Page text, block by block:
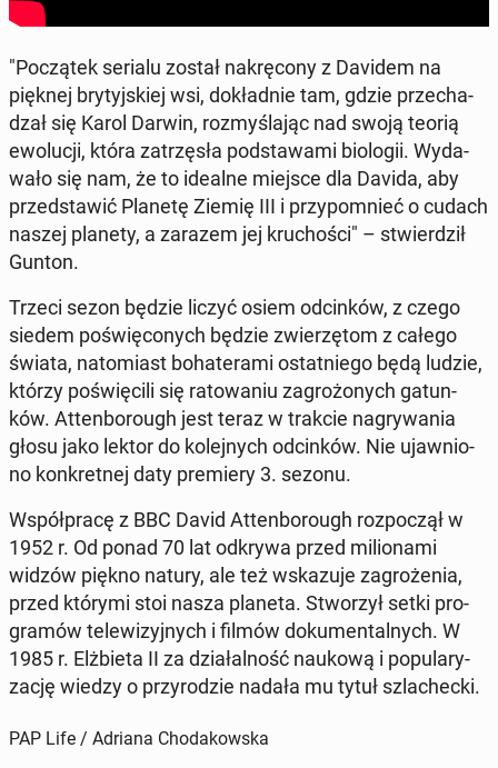
"Po­czą­tek serialu został na­krę­co­ny z Davidem na
pięknej bry­tyj­skiej wsi, do­kład­nie tam, gdzie prze­cha­
dzał się Karol Darwin, roz­my­śla­jąc nad swoją teorią
ewo­lu­cji, która za­trzę­sła pod­sta­wa­mi bio­lo­gii. Wy­da­
wa­ło się nam, że to idealne miejsce dla Davida, aby
przed­sta­wić Planetę Ziemię III i przy­po­mnieć o cudach
naszej planety, a zarazem jej kru­cho­ści" – stwier­dził
Gunton.
Trzeci sezon będzie liczyć osiem od­cin­ków, z czego
siedem po­świę­co­nych będzie zwie­rzę­tom z całego
świata, na­to­miast bo­ha­te­ra­mi ostat­nie­go będą ludzie,
którzy po­świę­ci­li się ra­to­wa­niu za­gro­żo­nych ga­tun­
ków. At­ten­bo­ro­ugh jest teraz w trakcie na­gry­wa­nia
głosu jako lektor do ko­lej­nych od­cin­ków. Nie ujaw­nio­
no kon­kret­nej daty pre­mie­ry 3. sezonu.
Współ­pra­cę z BBC David At­ten­bo­ro­ugh roz­po­czął w
1952 r. Od ponad 70 lat odkrywa przed mi­lio­na­mi
widzów piękno natury, ale też wska­zu­je za­gro­że­nia,
przed którymi stoi nasza planeta. Stwo­rzył setki pro­
gra­mów te­le­wi­zyj­nych i filmów do­ku­men­tal­nych. W
1985 r. Elż­bie­ta II za dzia­łal­ność naukową i po­pu­la­ry­
za­cję wiedzy o przy­ro­dzie nadała mu tytuł szla­chec­ki.
PAP Life / Adriana Chodakowska